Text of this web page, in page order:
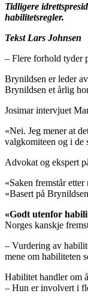
Tidligere
habilitetsregler.
Tekst Lars Johnsen
– Flere forhold tyder
Brynildsen er leder
Brynildsen et årlig
Josimar intervjuet
«Nei. Jeg mener at
valgkomiteen og i de
Advokat og ekspert
«Saken fremstår
«Basert på
«Godt utenfor
Norges kanskje
– Vurdering av
mene om habiliteten
Habilitet handler om
– Hun er involvert i